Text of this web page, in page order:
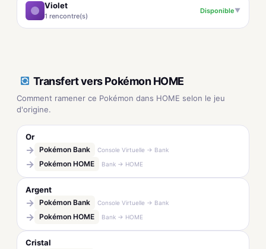
Violet
1 rencontre(s)
Disponible▼
Transfert vers Pokémon HOME
Comment ramener ce Pokémon dans HOME selon le jeu
d'origine.
Or
→ Pokémon Bank Console Virtuelle → Bank
→ Pokémon HOME Bank → HOME
Argent
→ Pokémon Bank Console Virtuelle → Bank
→ Pokémon HOME Bank → HOME
Cristal